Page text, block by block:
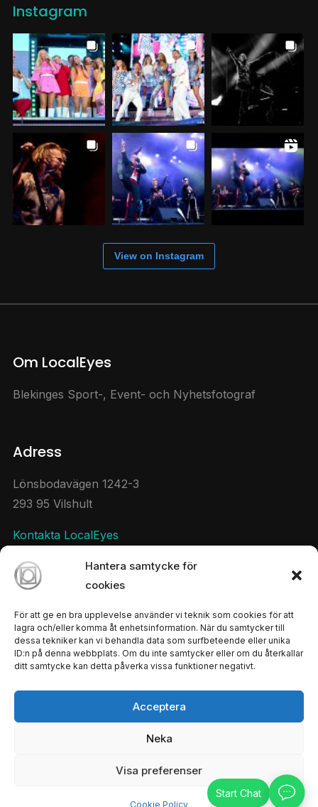
Hantera samtycke för
cookies
För att ge en bra upplevelse använder vi teknik som cookies för att
lagra och/eller komma åt enhetsinformation. När du samtycker till
dessa tekniker kan vi behandla data som surfbeteende eller unika
ID:n på denna webbplats. Om du inte samtycker eller om du återkallar
ditt samtycke kan detta påverka vissa funktioner negativt.
Acceptera
Neka
Visa preferenser
Cookie Policy
Instagram
View on Instagram
Om LocalEyes
Blekinges Sport-, Event- och Nyhetsfotograf
Adress
Lönsbodavägen 1242-3
293 95 Vilshult
Kontakta LocalEyes
Sociala Medier
Håll kontakten med LocalEyes
twitterinstagram
Copyright © 2026 — LocalEyes All Rights Reserved